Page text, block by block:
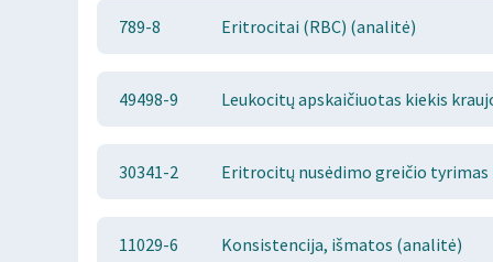
789-8 Eritrocitai (RBC) (analitė)
49498-9 Leukocitų apskaičiuotas kiekis
30341-2 Eritrocitų nusėdimo greičio
11029-6 Konsistencija, išmatos (analitė)